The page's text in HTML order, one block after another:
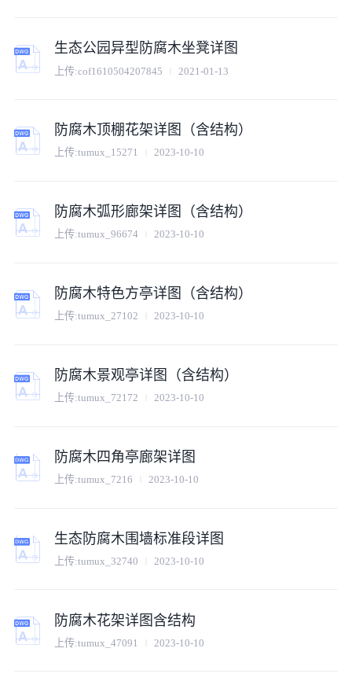
生态公园异型防腐木坐凳详图
上传:cof1610504207845 2021-01-13
防腐木顶棚花架详图（含结构）
上传:tumux_15271 2023-10-10
防腐木弧形廊架详图（含结构）
上传:tumux_96674 2023-10-10
防腐木特色方亭详图（含结构）
上传:tumux_27102 2023-10-10
防腐木景观亭详图（含结构）
上传:tumux_72172 2023-10-10
防腐木四角亭廊架详图
上传:tumux_7216 2023-10-10
生态防腐木围墙标准段详图
上传:tumux_32740 2023-10-10
防腐木花架详图含结构
上传:tumux_47091 2023-10-10